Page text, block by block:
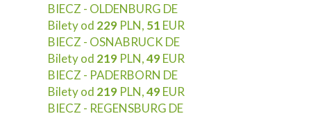
BIECZ - OLDENBURG DE
Bilety od 229 PLN, 51 EUR
BIECZ - OSNABRUCK DE
Bilety od 219 PLN,49EUR
BIECZ - PADERBORN DE
Bilety od 219 PLN,49EUR
BIECZ - REGENSBURG DE